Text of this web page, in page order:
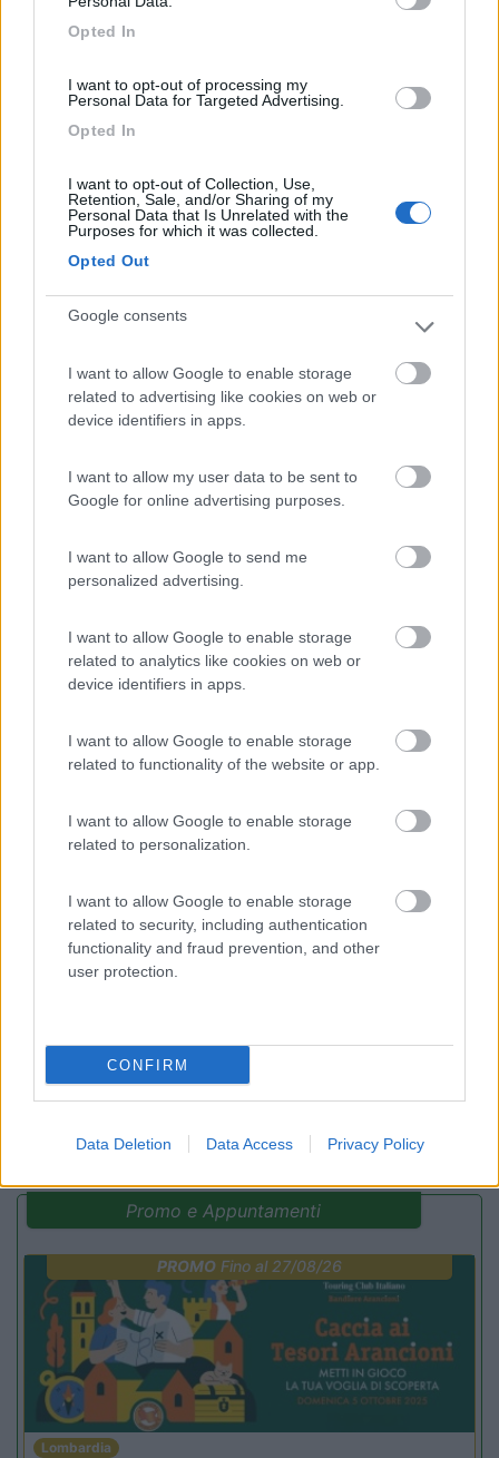
Opted In
I want to opt-out of processing my
Personal Data for Targeted Advertising.
Opted In
I want to opt-out of Collection, Use,
Retention, Sale, and/or Sharing of my
Personal Data that Is Unrelated with the
Purposes for which it was collected.
Opted Out
Google consents
I want to allow Google to enable storage
related to advertising like cookies on web or
device identifiers in apps.
I want to allow my user data to be sent to
Google for online advertising purposes.
I want to allow Google to send me
personalized advertising.
I want to allow Google to enable storage
related to analytics like cookies on web or
device identifiers in apps.
I want to allow Google to enable storage
related to functionality of the website or app.
I want to allow Google to enable storage
related to personalization.
I want to allow Google to enable storage
related to security, including authentication
functionality and fraud prevention, and other
user protection.
CONFIRM
Data Deletion Data Access Privacy Policy
(20)
8.7 Area attrezzata Camping Vidor
Pozza di Fassa(TN)
8 Bellamonte di Predazzo (TN)
Campeggio
Family Wellness Resort Vidor
Campeggio
7.8
(13)
Camping Marmolada
Canazei
Promo e Appuntamenti
PROMOFino al 27/08/26
Lombardia